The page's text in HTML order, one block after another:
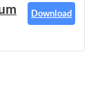
Download